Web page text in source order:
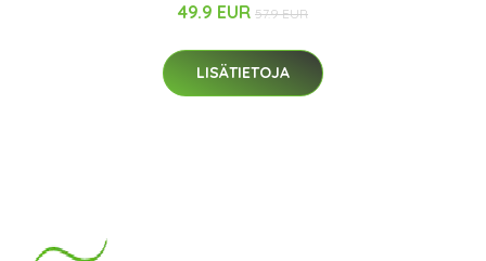
49.9 EUR 57.9 EUR
LISÄTIETOJA